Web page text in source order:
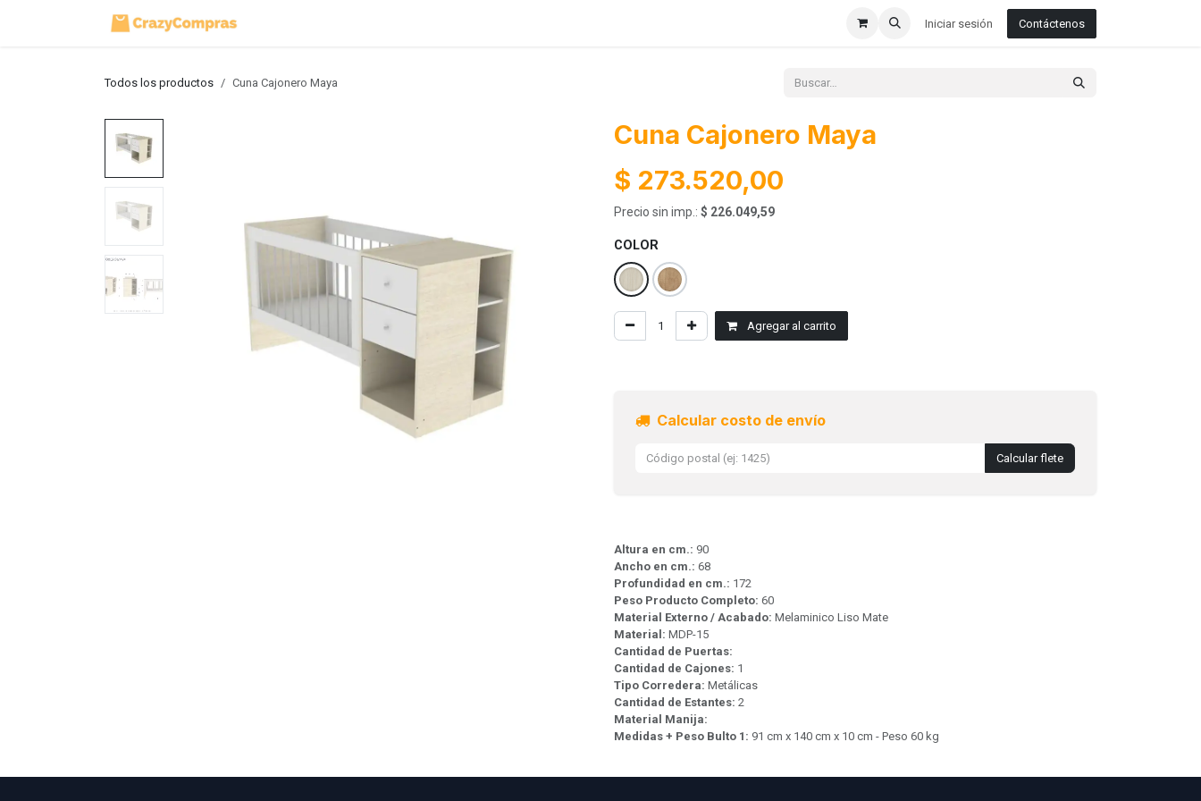
Iniciar sesión Contáctenos
Todos los productos Cuna Cajonero Maya
Cuna Cajonero Maya
$ 273.520,00
Precio sin imp.: $ 226.049,59
COLOR
Agregar al carrito
Calcular costo de envío
Calcular flete
Altura en cm.: 90
Ancho en cm.: 68
Profundidad en cm.: 172
Peso Producto Completo: 60
Material Externo / Acabado: Melaminico Liso Mate
Material: MDP-15
Cantidad de Puertas:
Cantidad de Cajones: 1
Tipo Corredera: Metálicas
Cantidad de Estantes: 2
Material Manija:
Medidas + Peso Bulto 1: 91 cm x 140 cm x 10 cm - Peso 60 kg